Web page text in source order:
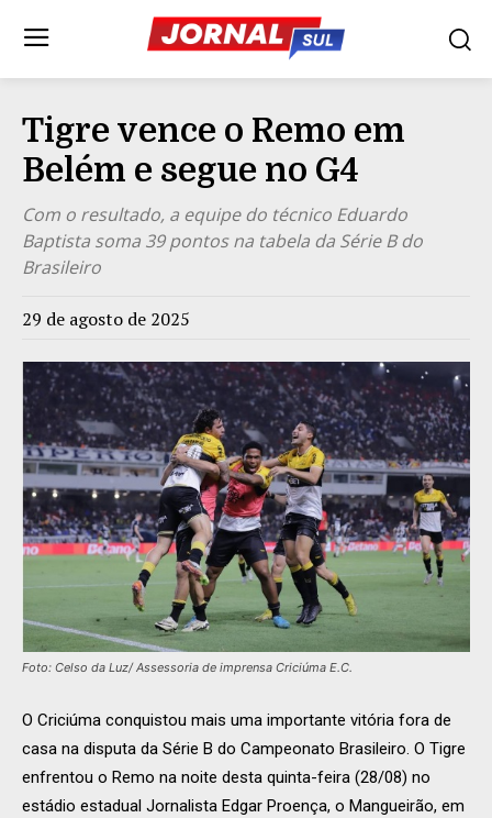
Tigre vence o Remo em
Belém e segue no G4
Com o resultado, a equipe do técnico Eduardo
Baptista soma 39 pontos na tabela da Série B do
Brasileiro
29 de agosto de 2025
Foto: Celso da Luz/ Assessoria de imprensa Criciúma E.C.
O Criciúma conquistou mais uma importante vitória fora de
casa na disputa da Série B do Campeonato Brasileiro. O Tigre
enfrentou o Remo na noite desta quinta-feira (28/08) no
estádio estadual Jornalista Edgar Proença, o Mangueirão, em